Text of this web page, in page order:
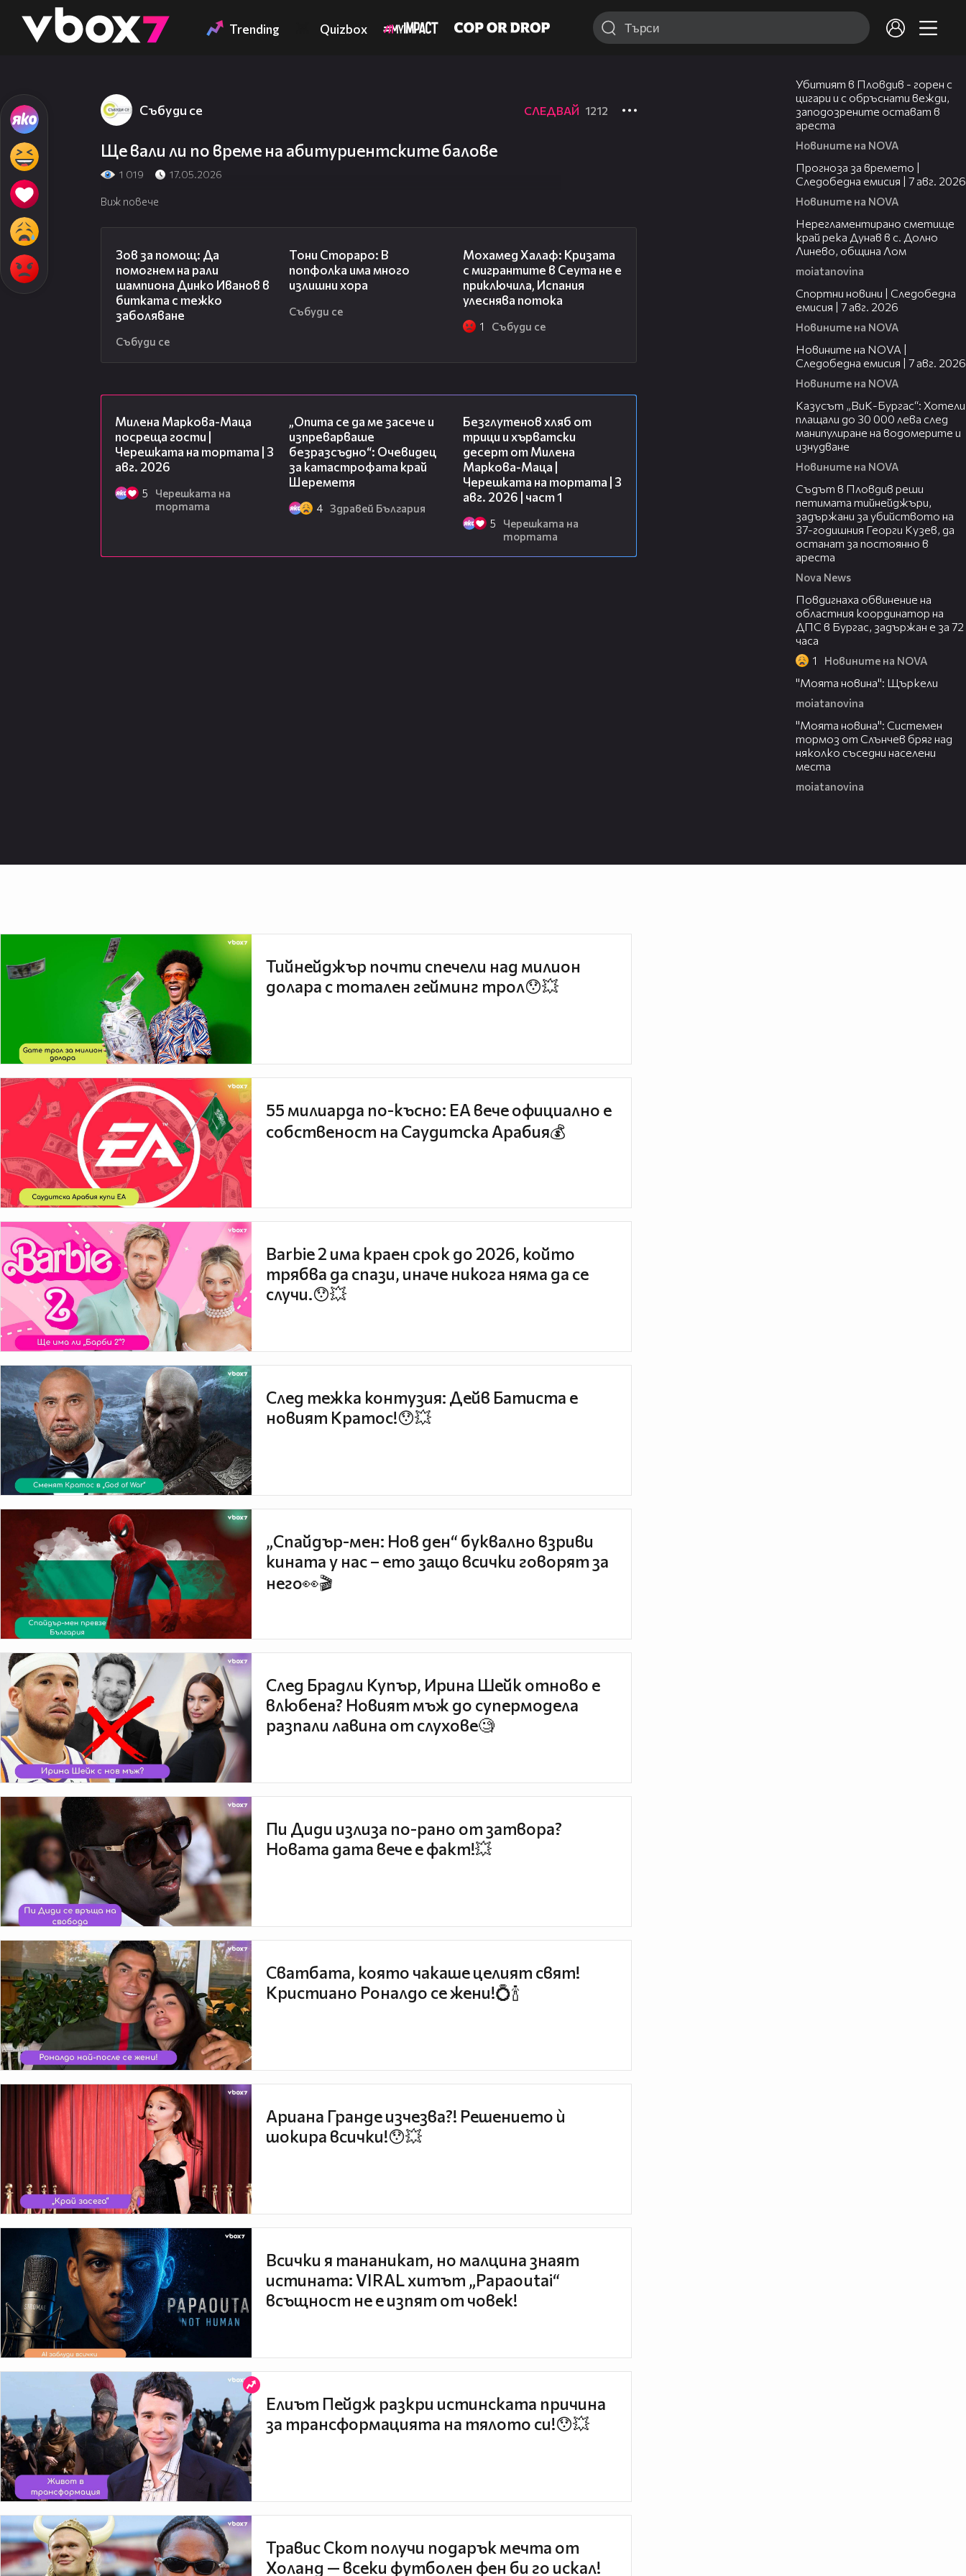
👾 Trending Quizbox
Събуди се СЛЕДВАЙ 1212
Ще вали ли по време на абитуриентските балове
1 019 17.05.2026
Виж повече
Зов за помощ: Да
помогнем на рали
шампиона Динко Иванов в
битката с тежко
заболяване
Събуди се
Тони Стораро: В
попфолка има много
излишни хора
Събуди се
Мохамед Халаф: Кризата
с мигрантите в Сеута не е
приключила, Испания
улеснява потока
1 Събуди се
Милена Маркова-Маца
посреща гости |
Черешката на тортата | 3
авг. 2026
5
Черешката на
тортата
„Опита се да ме засече и
изпреварваше
безразсъдно“: Очевидец
за катастрофата край
Шереметя
4 Здравей България
Безглутенов хляб от
трици и хърватски
десерт от Милена
Маркова-Маца |
Черешката на тортата | 3
авг. 2026 | част 1
5
Черешката на
тортата
Убитият в Пловдив - горен с
цигари и с обръснати вежди,
заподозрените остават в
ареста
Новините на NOVA
Прогноза за времето |
Следобедна емисия | 7 авг. 2026
Новините на NOVA
Нерегламентирано сметище
край река Дунав в с. Долно
Линево, община Лом
moiatanovina
Спортни новини | Следобедна
емисия | 7 авг. 2026
Новините на NOVA
Новините на NOVA |
Следобедна емисия | 7 авг. 2026
Новините на NOVA
Казусът „ВиК-Бургас“: Хотели
плащали до 30 000 лева след
манипулиране на водомерите и
изнудване
Новините на NOVA
Съдът в Пловдив реши
петимата тийнейджъри,
задържани за убийството на
37-годишния Георги Кузев, да
останат за постоянно в
ареста
Nova News
Повдигнаха обвинение на
областния координатор на
ДПС в Бургас, задържан е за 72
часа
1 Новините на NOVA
"Моята новина": Щъркели
moiatanovina
"Моята новина": Системен
тормоз от Слънчев бряг над
няколко съседни населени
места
moiatanovina
Тийнейджър почти спечели над милион
долара с тотален гейминг трол😯💥
55 милиарда по-късно: EA вече официално е
собственост на Саудитска Арабия💰
Barbie 2 има краен срок до 2026, който
трябва да спази, иначе никога няма да се
случи.😯💥
След тежка контузия: Дейв Батиста е
новият Кратос!😯💥
„Спайдър-мен: Нов ден“ буквално взриви
кината у нас – ето защо всички говорят за
него👀🎬
След Брадли Купър, Ирина Шейк отново е
влюбена? Новият мъж до супермодела
разпали лавина от слухове🧐
Пи Диди излиза по-рано от затвора?
Новата дата вече е факт!💥
Сватбата, която чакаше целият свят!
Кристиано Роналдо се жени!💍🍾
Ариана Гранде изчезва?! Решението ѝ
шокира всички!😯💥
Всички я тананикат, но малцина знаят
истината: VIRAL хитът „Papaoutai“
всъщност не е изпят от човек!
Елиът Пейдж разкри истинската причина
за трансформацията на тялото си!😯💥
Травис Скот получи подарък мечта от
Холанд — всеки футболен фен би го искал!